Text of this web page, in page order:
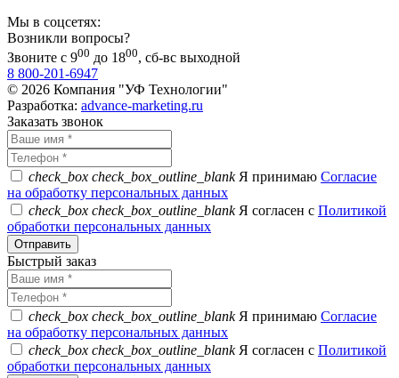
Мы в соцсетях:
Возникли вопросы?
Звоните с 900 до 1800, сб-вс выходной
8 800-201-6947
© 2026 Компания "УФ Технологии"
Разработка: advance-marketing.ru
Заказать звонок
check_box check_box_outline_blankЯ принимаю Согласие
на обработку персональных данных
check_box check_box_outline_blankЯ согласен с Политикой
обработки персональных данных
Быстрый заказ
check_box check_box_outline_blankЯ принимаю Согласие
на обработку персональных данных
check_box check_box_outline_blankЯ согласен с Политикой
обработки персональных данных